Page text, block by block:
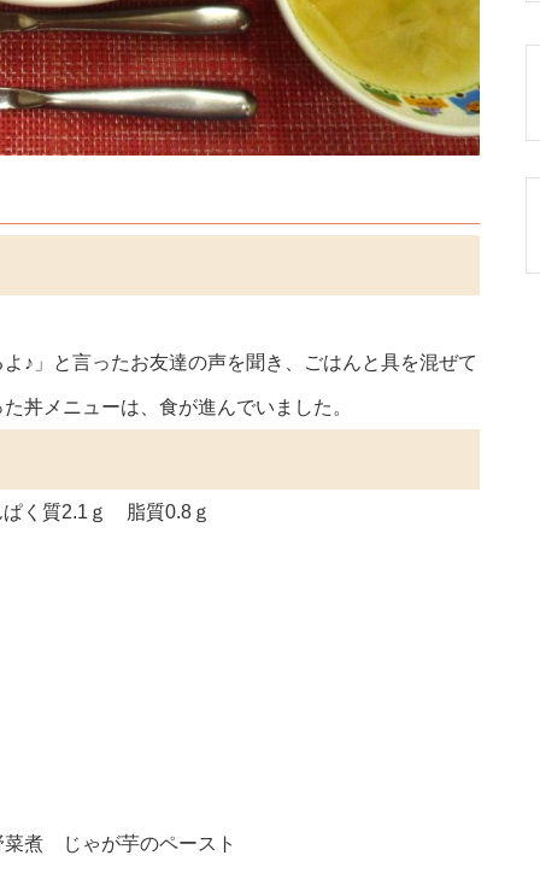
♪」と言ったお友達の声を聞き、ごはんと具を混ぜて
丼メニューは、食が進んでいました。
く質2.1ｇ 脂質0.8ｇ
煮 じゃが芋のペースト